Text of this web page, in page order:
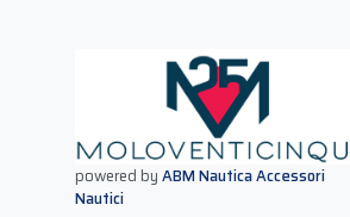
powered byABM Nautica Accessori
Nautici